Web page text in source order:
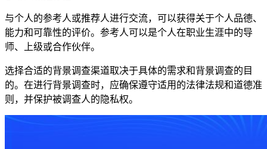
与个人的参考人或推荐人进行交流，可以获得关于个人品德、
能力和可靠性的评价。参考人可以是个人在职业生涯中的导
师、上级或合作伙伴。
选择合适的背景调查渠道取决于具体的需求和背景调查的目
的。在进行背景调查时，应确保遵守适用的法律法规和道德准
则，并保护被调查人的隐私权。